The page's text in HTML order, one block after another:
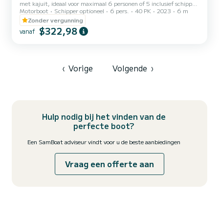
met kajuit, ideaal voor maximaal 6 personen of 5 inclusief schipper.
Op verzoek bieden wij de mogelijkheid om uw reis te verrijken met
een aperitief aan boord en snorkeluitrusting. De veiligheid is
gegarandeerd op een modern en perfect onderhouden schip.
Beschikbaarheid op aanvraag. Neem contact met ons op om uw
Motorboot Schipper optioneel 6 pers. 40 PK 2023
6 m
Zonder vergunning
vanaf $322,98
‹ Vorige Volgende ›
Hulp nodig bij het vinden van de
perfecte boot?
Een SamBoat adviseur vindt voor u de beste aanbiedingen
Vraag een offerte aan